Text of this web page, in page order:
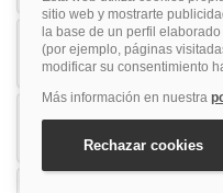
¿Cuáles son los
recomendados para
¿Cuáles son los
admiten mascotas?